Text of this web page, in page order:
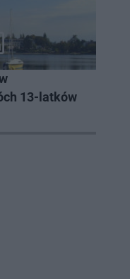
13-latków